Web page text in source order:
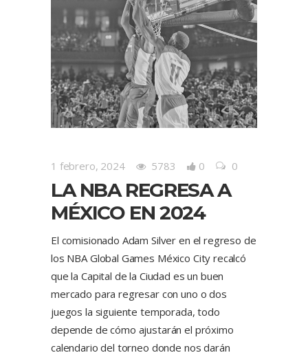
1 febrero, 2024 5783 0 0
LA NBA REGRESA A
MÉXICO EN 2024
El comisionado Adam Silver en el regreso de
los NBA Global Games México City recalcó
que la Capital de la Ciudad es un buen
mercado para regresar con uno o dos
juegos la siguiente temporada, todo
depende de cómo ajustarán el próximo
calendario del torneo donde nos darán